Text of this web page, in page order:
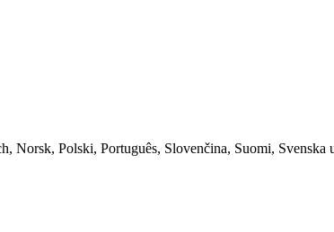
Norsk, Polski, Português, Slovenčina, Suomi, Svenska